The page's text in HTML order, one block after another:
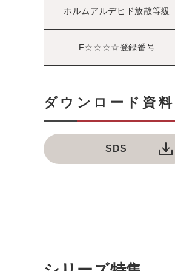
ホルムアルデヒド放散等級
F☆☆☆☆登録番号
ダウンロード資料
SDS